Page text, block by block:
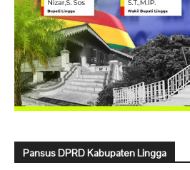
Pansus DPRD Kabupaten Lingga